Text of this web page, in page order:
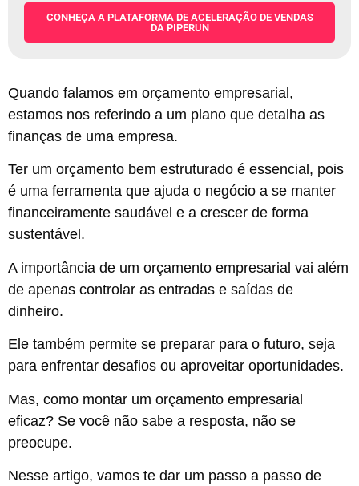
CONHEÇA A PLATAFORMA DE ACELERAÇÃO DE VENDAS
DA PIPERUN
Quando falamos em orçamento empresarial,
estamos nos referindo a um plano que detalha as
finanças de uma empresa.
Ter um orçamento bem estruturado é essencial, pois
é uma ferramenta que ajuda o negócio a se manter
financeiramente saudável e a crescer de forma
sustentável.
A importância de um orçamento empresarial vai além
de apenas controlar as entradas e saídas de
dinheiro.
Ele também permite se preparar para o futuro, seja
para enfrentar desafios ou aproveitar oportunidades.
Mas, como montar um orçamento empresarial
eficaz? Se você não sabe a resposta, não se
preocupe.
Nesse artigo, vamos te dar um passo a passo de